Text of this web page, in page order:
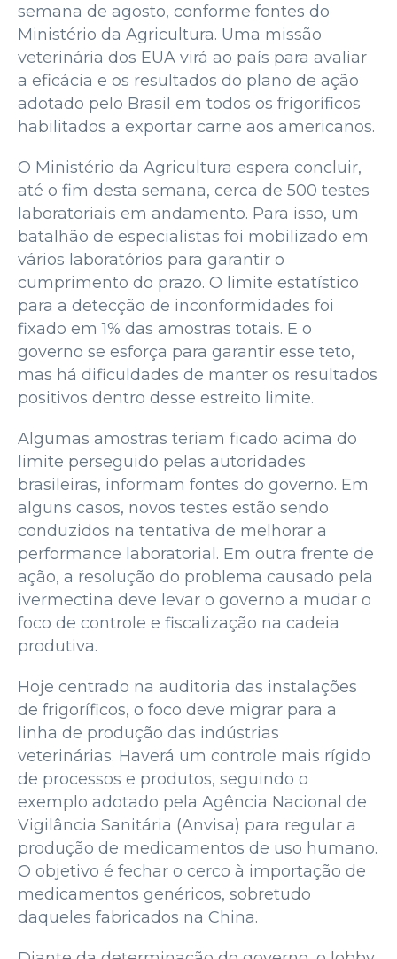
semana de agosto, conforme fontes do
Ministério da Agricultura. Uma missão
veterinária dos EUA virá ao país para avaliar
a eficácia e os resultados do plano de ação
adotado pelo Brasil em todos os frigoríficos
habilitados a exportar carne aos americanos.
O Ministério da Agricultura espera concluir,
até o fim desta semana, cerca de 500 testes
laboratoriais em andamento. Para isso, um
batalhão de especialistas foi mobilizado em
vários laboratórios para garantir o
cumprimento do prazo. O limite estatístico
para a detecção de inconformidades foi
fixado em 1% das amostras totais. E o
governo se esforça para garantir esse teto,
mas há dificuldades de manter os resultados
positivos dentro desse estreito limite.
Algumas amostras teriam ficado acima do
limite perseguido pelas autoridades
brasileiras, informam fontes do governo. Em
alguns casos, novos testes estão sendo
conduzidos na tentativa de melhorar a
performance laboratorial. Em outra frente de
ação, a resolução do problema causado pela
ivermectina deve levar o governo a mudar o
foco de controle e fiscalização na cadeia
produtiva.
Hoje centrado na auditoria das instalações
de frigoríficos, o foco deve migrar para a
linha de produção das indústrias
veterinárias. Haverá um controle mais rígido
de processos e produtos, seguindo o
exemplo adotado pela Agência Nacional de
Vigilância Sanitária (Anvisa) para regular a
produção de medicamentos de uso humano.
O objetivo é fechar o cerco à importação de
medicamentos genéricos, sobretudo
daqueles fabricados na China.